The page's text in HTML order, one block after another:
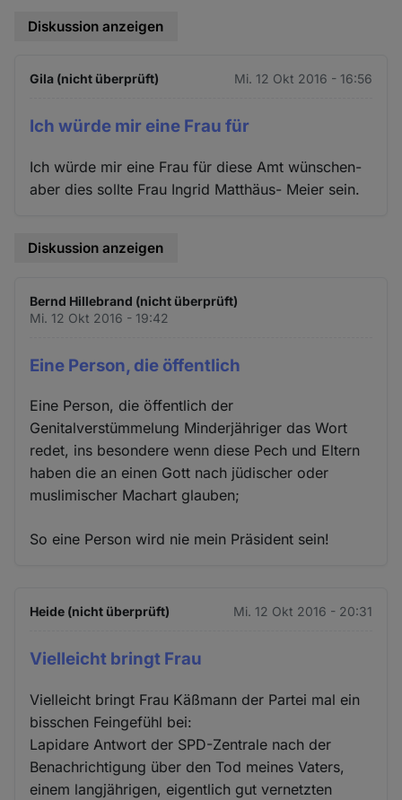
Diskussion anzeigen
Gila (nicht überprüft) Mi. 12 Okt 2016 - 16:56
Ich würde mir eine Frau für
Ich würde mir eine Frau für diese Amt wünschen-
aber dies sollte Frau Ingrid Matthäus- Meier sein.
Diskussion anzeigen
Bernd Hillebrand (nicht überprüft)
Mi. 12 Okt 2016 - 19:42
Eine Person, die öffentlich
Eine Person, die öffentlich der
Genitalverstümmelung Minderjähriger das Wort
redet, ins besondere wenn diese Pech und Eltern
haben die an einen Gott nach jüdischer oder
muslimischer Machart glauben;
So eine Person wird nie mein Präsident sein!
Heide (nicht überprüft) Mi. 12 Okt 2016 - 20:31
Vielleicht bringt Frau
Vielleicht bringt Frau Käßmann der Partei mal ein
bisschen Feingefühl bei:
Lapidare Antwort der SPD-Zentrale nach der
Benachrichtigung über den Tod meines Vaters,
einem langjährigen, eigentlich gut vernetzten